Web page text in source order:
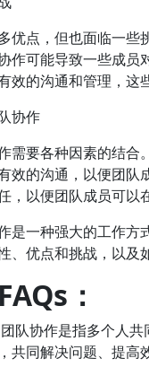
优点，但也面临一
作可能导致一些成
效的沟通和管理，这
协作
需要各种因素的结
效的沟通，以便团
，以便团队成员可以
是一种强大的工作
、优点和挑战，以及
：
团队协作是指多个人
共同解决问题、提高